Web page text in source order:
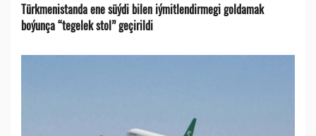
Türkmenistanda ene süýdi bilen iýmitlendirmegi goldamak
boýunça “tegelek stol” geçirildi